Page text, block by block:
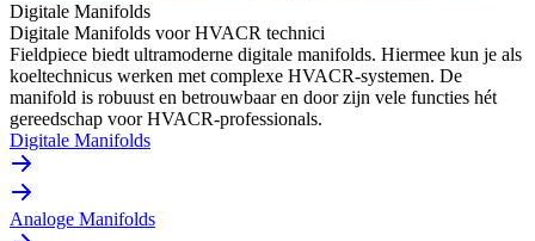
Digitale Manifolds
Digitale Manifolds voor HVACR technici
Fieldpiece biedt ultramoderne digitale manifolds. Hiermee kun je als
koeltechnicus werken met complexe HVACR-systemen. De
manifold is robuust en betrouwbaar en door zijn vele functies hét
gereedschap voor HVACR-professionals.
Digitale Manifolds
Analoge Manifolds